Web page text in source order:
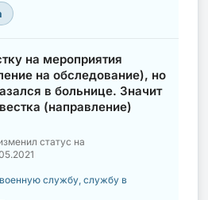
на мероприятия
на обследование), но
в больнице. Значит
(направление)
статус на
службу, службу в